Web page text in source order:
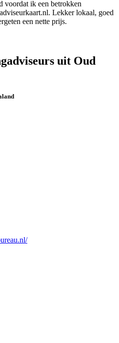
voordat ik een betrokken
Lekker lokaal, goed
een nette prijs.
uit Oud